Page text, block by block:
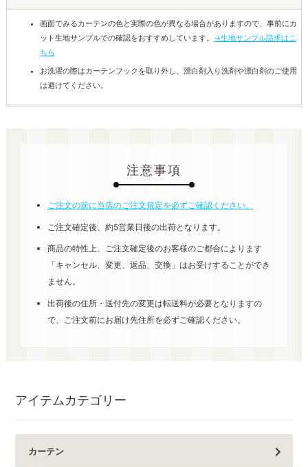
画面でみるカーテンの色と実際の色が異なる場合がありますので、事前にカ
ット生地サンプルでの確認をおすすめしています。 →生地サンプル請求はこ
ちら
お洗濯の際はカーテンフックを取り外し、漂白剤入り洗剤や漂白剤のご使用
は避けてください。
注意事項
ご注文の前に当店のご注文規定を必ずご確認ください。
ご注文確定後、約5営業日後の出荷となります。
商品の特性上、ご注文確定後のお客様のご都合によります
「キャンセル、変更、返品、交換」はお受けすることができ
ません。
出荷後の住所・送付先の変更は転送料が必要となりますの
で、ご注文前にお届け先住所を必ずご確認ください。
アイテムカテゴリー
カーテン